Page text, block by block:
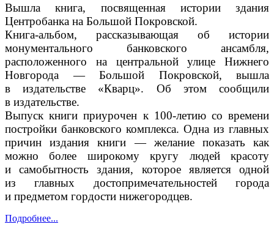
Вышла книга, посвященная истории здания
Центробанка на Большой Покровской.
Книга-альбом, рассказывающая об истории
монументального банковского ансамбля,
расположенного на центральной улице Нижнего
Новгорода — Большой Покровской, вышла
в издательстве «Кварц». Об этом сообщили
в издательстве.
Выпуск книги приурочен к 100-летиюсо времени
постройки банковского комплекса. Одна из главных
причин издания книги — желание показать как
можно более широкому кругу людей красоту
и самобытность здания, которое является одной
из главных достопримечательностей города
и предметом гордости нижегородцев.
Подробнее...